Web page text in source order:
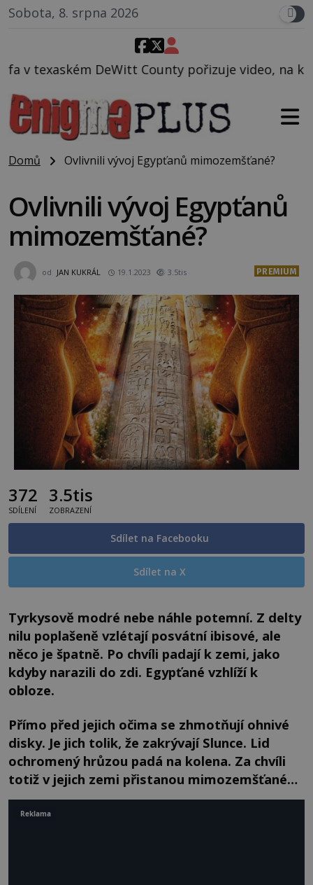
Sobota, 8. srpna 2026
pořizuje video, na kterém před jeho
Domů Ovlivnili vývoj Egypťanů mimozemšťané?
Ovlivnili vývoj Egypťanů
mimozemšťané?
od JAN KUKRÁL 19.1.2023 3.5tis PREMIUM
372
SDÍLENÍ
3.5tis
ZOBRAZENÍ
Sdílet na Facebooku
Sdílet na X
Tyrkysově modré nebe náhle potemní. Z delty
nilu poplašeně vzlétají posvátní ibisové, ale
něco je špatně. Po chvíli padají k zemi, jako
kdyby narazili do zdi. Egypťané vzhlíží k
obloze.
Přímo před jejich očima se zhmotňují ohnivé
disky. Je jich tolik, že zakrývají Slunce. Lid
ochromený hrůzou padá na kolena. Za chvíli
totiž v jejich zemi přistanou mimozemšťané…
Reklama